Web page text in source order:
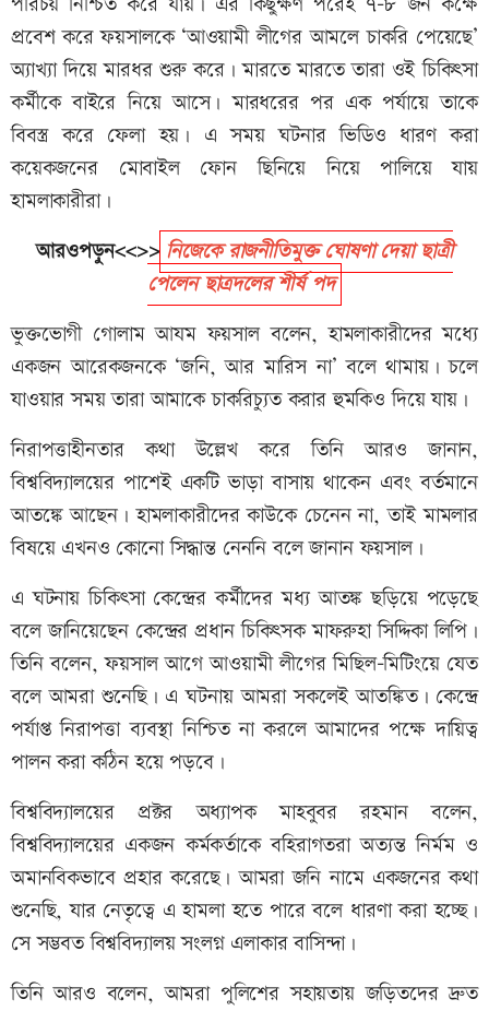
প্রবেশ করে ফয়সালকে ‘আওয়ামী লীগের আমলে চাকরি পেয়েছে’
অ্যাখ্যা দিয়ে মারধর শুরু করে। মারতে মারতে তারা ওই চিকিৎসা
কর্মীকে বাইরে নিয়ে আসে। মারধরের পর এক পর্যায়ে তাকে
বিবস্ত্র করে ফেলা হয়। এ সময় ঘটনার ভিডিও ধারণ করা
কয়েকজনের মোবাইল ফোন ছিনিয়ে নিয়ে পালিয়ে যায়
হামলাকারীরা।
আরওপড়ুন<<>> নিজেকে রাজনীতিমুক্ত ঘোষণা দেয়া ছাত্রী
পেলেন ছাত্রদলের শীর্ষ পদ
ভুক্তভোগী গোলাম আযম ফয়সাল বলেন, হামলাকারীদের মধ্যে
একজন আরেকজনকে ‘জনি, আর মারিস না’ বলে থামায়। চলে
যাওয়ার সময় তারা আমাকে চাকরিচ্যুত করার হুমকিও দিয়ে যায়।
নিরাপত্তাহীনতার কথা উল্লেখ করে তিনি আরও জানান,
বিশ্ববিদ্যালয়ের পাশেই একটি ভাড়া বাসায় থাকেন এবং বর্তমানে
আতঙ্কে আছেন। হামলাকারীদের কাউকে চেনেন না, তাই মামলার
বিষয়ে এখনও কোনো সিদ্ধান্ত নেননি বলে জানান ফয়সাল।
এ ঘটনায় চিকিৎসা কেন্দ্রের কর্মীদের মধ্য আতঙ্ক ছড়িয়ে পড়েছে
বলে জানিয়েছেন কেন্দ্রের প্রধান চিকিৎসক মাফরুহা সিদ্দিকা লিপি।
তিনি বলেন, ফয়সাল আগে আওয়ামী লীগের মিছিল-মিটিংয়ে যেত
বলে আমরা শুনেছি। এ ঘটনায় আমরা সকলেই আতঙ্কিত। কেন্দ্রে
পর্যাপ্ত নিরাপত্তা ব্যবস্থা নিশ্চিত না করলে আমাদের পক্ষে দায়িত্ব
পালন করা কঠিন হয়ে পড়বে।
বিশ্ববিদ্যালয়ের প্রক্টর অধ্যাপক মাহবুবর রহমান বলেন,
বিশ্ববিদ্যালয়ের একজন কর্মকর্তাকে বহিরাগতরা অত্যন্ত নির্মম ও
অমানবিকভাবে প্রহার করেছে। আমরা জনি নামে একজনের কথা
শুনেছি, যার নেতৃত্বে এ হামলা হতে পারে বলে ধারণা করা হচ্ছে।
সে সম্ভবত বিশ্ববিদ্যালয় সংলগ্ন এলাকার বাসিন্দা।
তিনি আরও বলেন, আমরা পুলিশের সহায়তায় জড়িতদের দ্রুত